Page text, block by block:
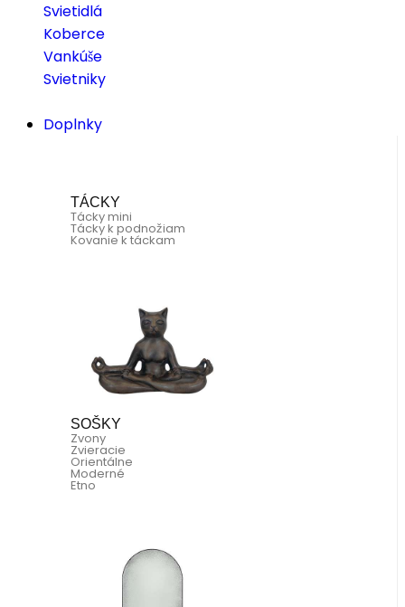
Svietidlá
Koberce
Vankúše
Svietniky
Doplnky
TÁCKY
Tácky mini
Tácky k podnožiam
Kovanie k táckam
SOŠKY
Zvony
Zvieracie
Orientálne
Moderné
Etno